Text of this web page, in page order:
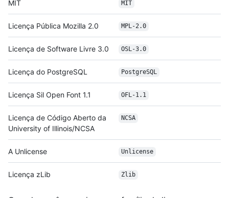
MIT MIT
Licença Pública Mozilla 2.0 MPL-2.0
Licença de Software Livre 3.0 OSL-3.0
Licença do PostgreSQL PostgreSQL
Licença Sil Open Font 1.1 OFL-1.1
Licença de Código Aberto da
University of Illinois/NCSA
NCSA
A Unlicense Unlicense
Licença zLib Zlib